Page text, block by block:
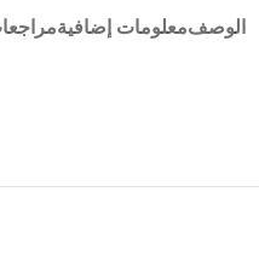
الوصفمعلومات إضافية